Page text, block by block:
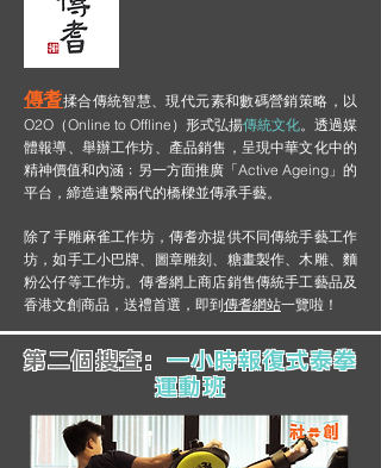
傳耆揉合傳統智慧、現代元素和數碼營銷策略，以
O2O（Online to Offline）形式弘揚傳統文化。透過媒
體報導、舉辦工作坊、產品銷售，呈現中華文化中的
精神價值和內涵﹔另一方面推廣「Active Ageing」的
平台，締造連繫兩代的橋樑並傳承手藝。
​除了手雕麻雀工作坊，傳耆亦提供不同傳統手藝工作
坊，如手工小巴牌、圖章雕刻、糖畫製作、木雕、麵
粉公仔等工作坊。傳耆網上商店銷售傳統手工藝品及
香港文創商品，送禮首選，即到傳耆網站一覽啦！
第二個搜查：一小時報復式泰拳
運動班